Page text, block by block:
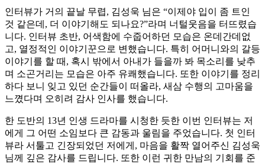
인터뷰가 거의 끝날 무렵, 김성욱 님은 “이제야 입이 좀 트인
것 같은데, 더 이야기해도 되나요?”라며 너털웃음을 터뜨렸습
니다. 인터뷰 초반, 어색함에 수줍어하던 모습은 온데간데없
고, 열정적인 이야기꾼으로 변했습니다. 특히 어머니와의 갈등
이야기를 할 때, 혹시 밖에서 아내가 들을까 봐 목소리를 낮추
며 소곤거리는 모습은 아주 유쾌했습니다. 또한 이야기를 정리
하다 보니 잊고 있던 순간들이 떠올라, 새삼 수행의 고마움을
느꼈다며 오히려 감사 인사를 했습니다.
한 도반의 13년 인생 드라마를 시청한 듯한 이번 인터뷰는 저
에게 그 어떤 소임보다 큰 감동과 울림을 주었습니다. 첫 인터
뷰라 서툴고 긴장되었던 저에게, 마음을 활짝 열어주신 김성욱
님께 깊은 감사를 드립니다. 또한 이런 귀한 만남의 기회를 준